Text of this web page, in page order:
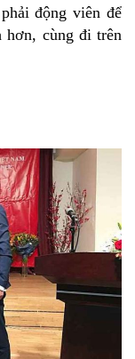
động viên để
hơn, cùng đi trên